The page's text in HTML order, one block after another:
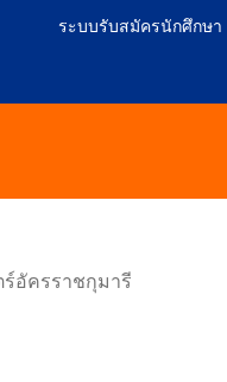
ระบบรับสมัครนักศึกษา
อัครราชกุมารี